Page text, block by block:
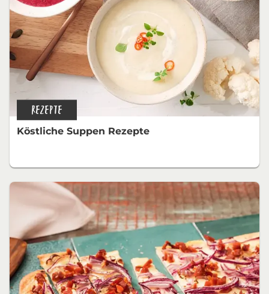
REZEPTE
Köstliche Suppen Rezepte